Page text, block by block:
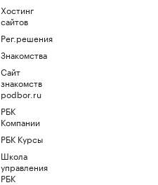
Хостинг
сайтов
Рег.решения
Знакомства
Сайт
знакомств
podbor.ru
РБК
Компании
РБК Курсы
Школа
управления
РБК